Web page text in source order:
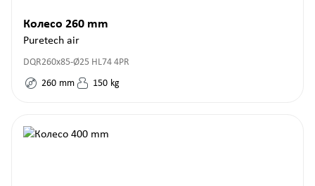
Колесо 260 mm
Puretech air
DQR260x85-Ø25 HL74 4PR
260 mm 150 kg